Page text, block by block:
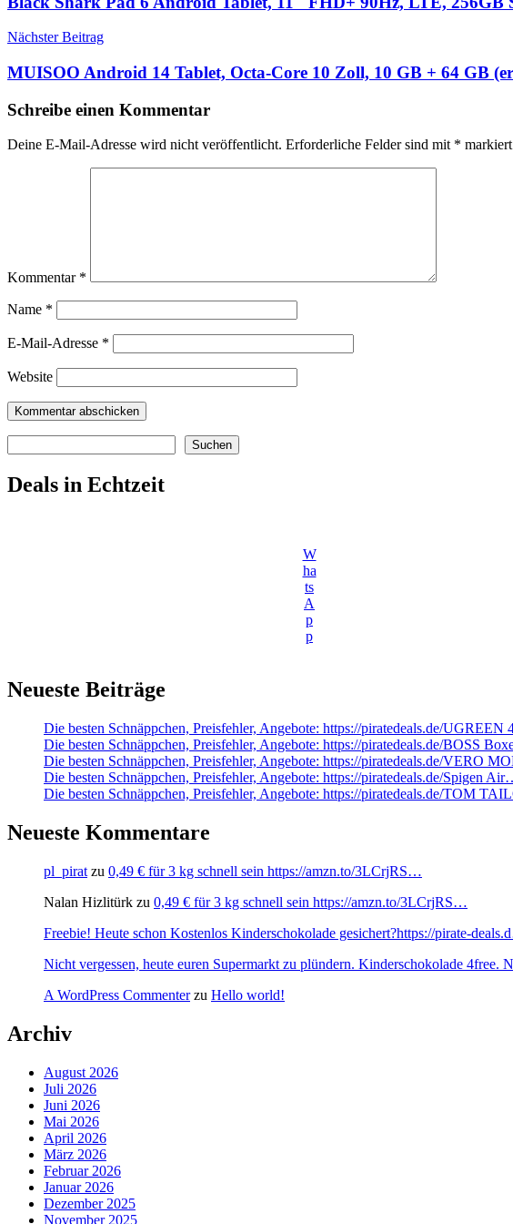
Nächster Beitrag
MUISOO Android 14 Tablet, Octa-Core 10 Zoll, 10 GB + 64 GB
Schreibe einen Kommentar
Deine E-Mail-Adresse wird nicht veröffentlicht. Erforderliche Felder sind mit * markiert
Kommentar *
Name *
E-Mail-Adresse *
Website
Suchen
Deals in Echtzeit
W
ha
ts
A
p
p
Neueste Beiträge
Die besten Schnäppchen, Preisfehler, Angebote: https://piratedeals.de/UGREEN
Die besten Schnäppchen, Preisfehler, Angebote: https://piratedeals.de/BOSS
Die besten Schnäppchen, Preisfehler, Angebote: https://piratedeals.de/VERO
Die besten Schnäppchen, Preisfehler, Angebote: https://piratedeals.de/Spigen
Die besten Schnäppchen, Preisfehler, Angebote: https://piratedeals.de/TOM
Neueste Kommentare
pl_pirat zu 0,49 € für 3 kg schnell sein https://amzn.to/3LCrjRS…
Nalan Hizlitürk zu 0,49 € für 3 kg schnell sein https://amzn.to/3LCrjRS…
Freebie! Heute schon Kostenlos Kinderschokolade gesichert?https://pirate-
Nicht vergessen, heute euren Supermarkt zu plündern. Kinderschokolade 4free.
A WordPress Commenterzu Hello world!
Archiv
August 2026
Juli 2026
Juni 2026
Mai 2026
April 2026
März 2026
Februar 2026
Januar 2026
Dezember 2025
November 2025